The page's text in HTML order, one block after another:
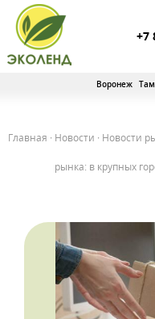
+7
Воронеж
Главная · Новости · Новости
рынка: в крупных